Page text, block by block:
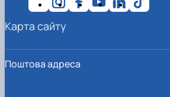
Поштова адреса
Карта сайту